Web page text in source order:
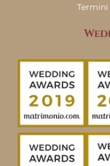
Termini